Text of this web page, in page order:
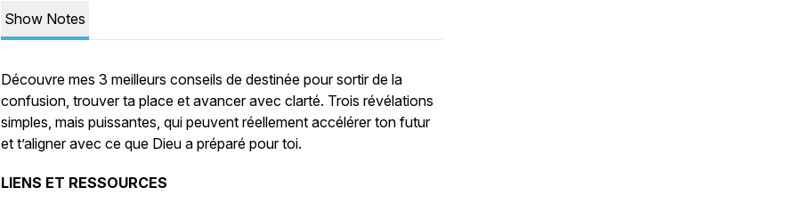
Show Notes
Découvre mes 3 meilleurs conseils de destinée pour sortir de la
confusion, trouver ta place et avancer avec clarté. Trois révélations
simples, mais puissantes, qui peuvent réellement accélérer ton futur
et t’aligner avec ce que Dieu a préparé pour toi.
LIENS ET RESSOURCES